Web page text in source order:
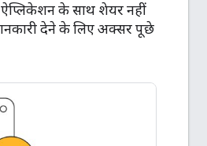
ऐप्लिकेशन के साथ शेयर नहीं
देने के लिए अक्सर पूछे